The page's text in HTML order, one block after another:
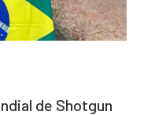
de Shotgun